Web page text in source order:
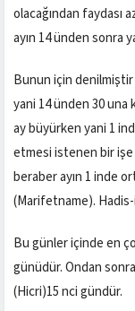
olacağından faydası
ayın 14 ünden sonra
Bunun için
yani 14 ünden 30 una
ay büyürken yani 1
etmesi istenen bir işe
beraber ayın 1 inde
(Marifetname).
Bu günler içinde en
günüdür. Ondan
(Hicri)15 nci gündür.